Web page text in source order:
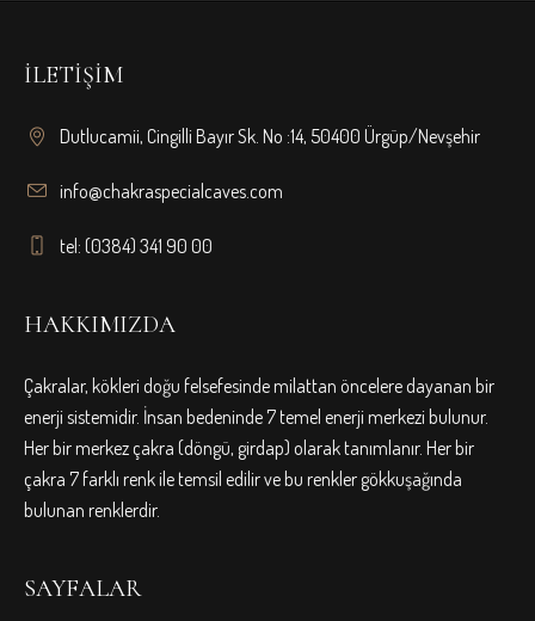
İLETIŞIM
Dutlucamii, Cingilli Bayır Sk. No :14, 50400 Ürgüp/Nevşehir
info@chakraspecialcaves.com
tel: (0384) 341 90 00
HAKKIMIZDA
Çakralar, kökleri doğu felsefesinde milattan öncelere dayanan bir
enerji sistemidir. İnsan bedeninde 7 temel enerji merkezi bulunur.
Her bir merkez çakra (döngü, girdap) olarak tanımlanır. Her bir
çakra 7 farklı renk ile temsil edilir ve bu renkler gökkuşağında
bulunan renklerdir.
SAYFALAR